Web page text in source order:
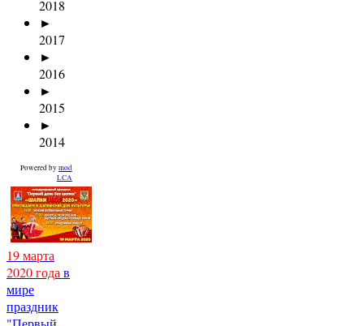
2018
►
2017
►
2016
►
2015
►
2014
Powered by mod
LCA
19 марта
2020 года в
мире
праздник